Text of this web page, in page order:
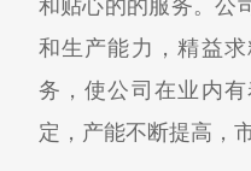
和贴心的的服务。公
和生产能力，精益
务，使公司在业内
定，产能不断提高，